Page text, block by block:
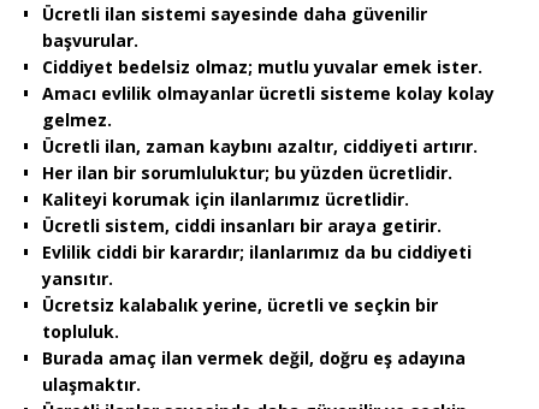
Ücretli ilan sistemi sayesinde daha güvenilir
başvurular.
Ciddiyet bedelsiz olmaz; mutlu yuvalar emek ister.
Amacı evlilik olmayanlar ücretli sisteme kolay kolay
gelmez.
Ücretli ilan, zaman kaybını azaltır, ciddiyeti artırır.
Her ilan bir sorumluluktur; bu yüzden ücretlidir.
Kaliteyi korumak için ilanlarımız ücretlidir.
Ücretli sistem, ciddi insanları bir araya getirir.
Evlilik ciddi bir karardır; ilanlarımız da bu ciddiyeti
yansıtır.
Ücretsiz kalabalık yerine, ücretli ve seçkin bir
topluluk.
Burada amaç ilan vermek değil, doğru eş adayına
ulaşmaktır.